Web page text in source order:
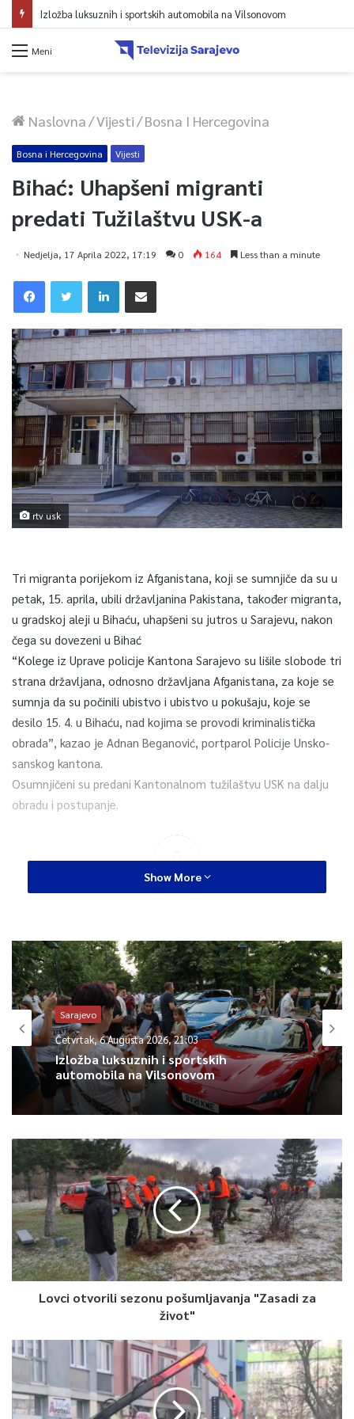
Meni
Naslovna/Vijesti/Bosna I Hercegovina
Bosna i Hercegovina Vijesti
Bihać: Uhapšeni migranti
predati Tužilaštvu USK-a
Nedjelja, 17 Aprila 2022, 17:19 0 164 Less than a minute
rtv usk
Tri migranta porijekom iz Afganistana, koji se sumnjiče da su u
petak, 15. aprila, ubili državljanina Pakistana, također migranta,
u gradskoj aleji u Bihaću, uhapšeni su jutros u Sarajevu, nakon
čega su dovezeni u Bihać
“Kolege iz Uprave policije Kantona Sarajevo su lišile slobode tri
strana državljana, odnosno državljana Afganistana, za koje se
sumnja da su počinili ubistvo i ubistvo u pokušaju, koje se
desilo 15. 4. u Bihaću, nad kojima se provodi kriminalistička
obrada”, kazao je Adnan Beganović, portparol Policije Unsko-
sanskog kantona.
Osumnjičeni su predani Kantonalnom tužilaštvu USK na dalju
obradu i postupanje.
0
Article Rating
Show More
Sarajevo
Četvrtak, 6 Augusta 2026, 21:03
Izložba luksuznih i sportskih
automobila na Vilsonovom
Lovci otvorili sezonu pošumljavanja "Zasadi za
život"